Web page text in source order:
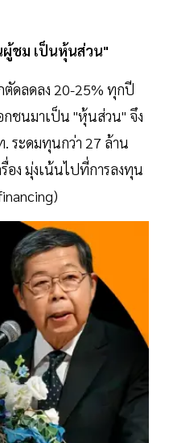
ผู้ชม เป็นหุ้นส่วน"
ดลดลง 20-25% ทุกปี
กชนมาเป็น "หุ้นส่วน" จึง
ระดมทุนกว่า 27 ล้าน
อง มุ่งเน้นไปที่การลงทุน